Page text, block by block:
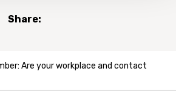
Share:
Are your workplace and contact